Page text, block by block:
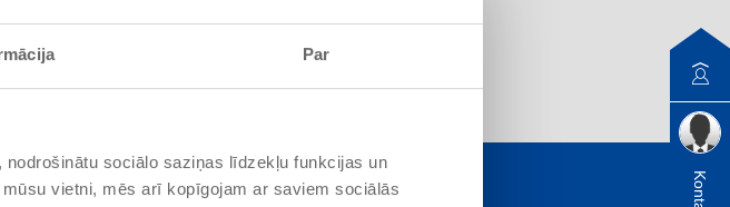
Par
sociālo saziņas līdzekļu funkcijas un
vietni, mēs arī kopīgojam ar saviem sociālās
Kontakti